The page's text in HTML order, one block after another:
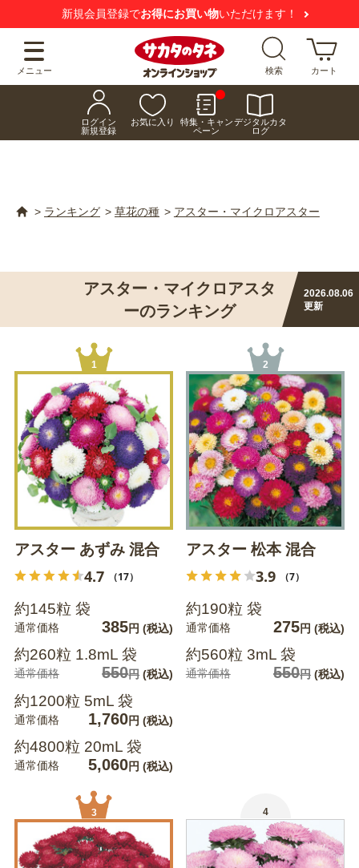
新規会員登録でお得にお買い物いただけます！
メニュー 検索 カート
ログイン
新規登録
お気に入り
特集・キャン
ペーン
デジタルカタ
ログ
> ランキング > 草花の種 > アスター・マイクロアスター
アスター・マイクロアスタ
ーのランキング
2026.08.06
更新
1
アスター あずみ 混合
4.7 （17）
約145粒 袋
通常価格 385円 (税込)
約260粒 1.8mL 袋
通常価格 550円(税込)
約1200粒 5mL 袋
通常価格 1,760円 (税込)
約4800粒 20mL 袋
通常価格 5,060円 (税込)
2
アスター 松本 混合
3.9 （7）
約190粒 袋
通常価格 275円 (税込)
約560粒 3mL 袋
通常価格 550円 (税込)
3 4